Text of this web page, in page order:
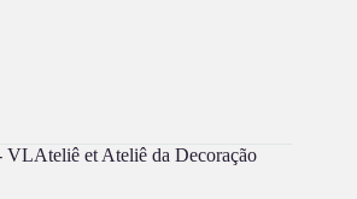
et Ateliê da Decoração